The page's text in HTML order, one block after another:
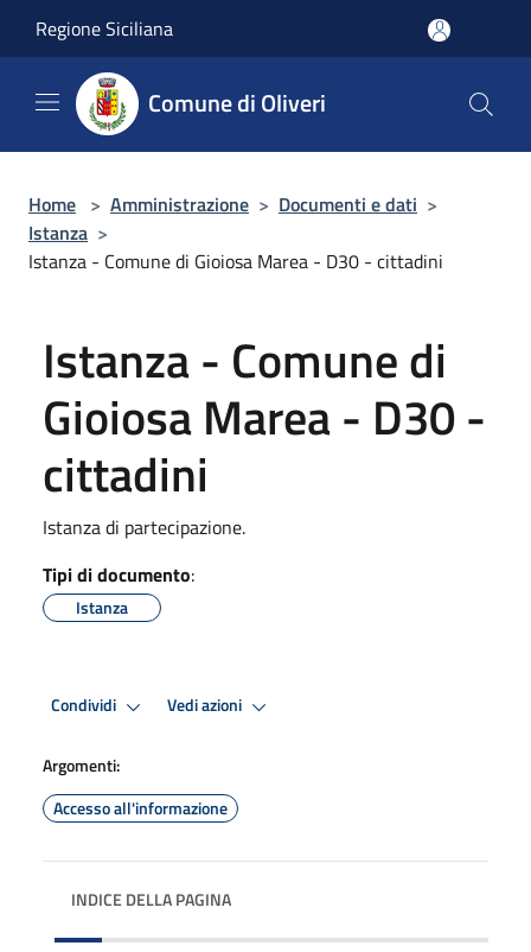
Regione Siciliana
Comune di Oliveri
Home > Amministrazione > Documenti e dati >
Istanza >
Istanza - Comune di Gioiosa Marea - D30 - cittadini
Istanza - Comune di
Gioiosa Marea - D30 -
cittadini
Istanza di partecipazione.
Tipi di documento:
Istanza
Condividi Vedi azioni
Argomenti:
Accesso all'informazione
INDICE DELLA PAGINA